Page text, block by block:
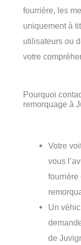
fourrière, les
uniquement à
utilisateurs ou
votre
Pourquoi
remorquage à
Votre
vous
fourrière
Un
de